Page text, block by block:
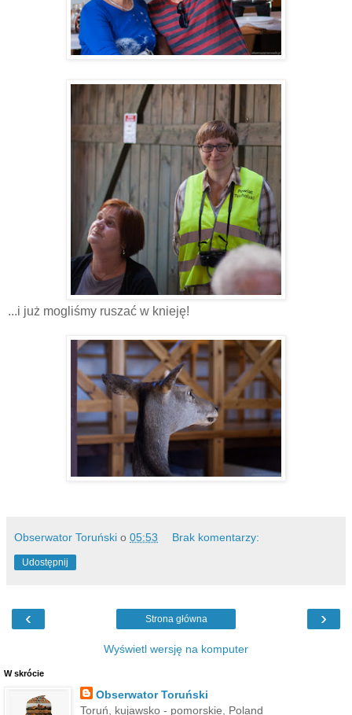
...i już mogliśmy ruszać w knieję!
Obserwator Toruński o 05:53 Brak komentarzy:
Udostępnij
‹ ›
Strona główna
Wyświetl wersję na komputer
W skrócie
Obserwator Toruński
Toruń, kujawsko - pomorskie, Poland